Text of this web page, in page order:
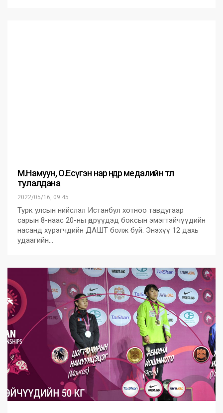
М.Намуун, О.Есүгэн нар өнөөдөр медалийн төлөө
тулалдана
2022/05/16, 09:45
Турк улсын нийслэл Истанбул хотноо тавдугаар
сарын 8-наас 20-ны өдрүүдэд боксын эмэгтэйчүүдийн
насанд хүрэгчдийн ДАШТ болж буй. Энэхүү 12 дахь
удаагийн…